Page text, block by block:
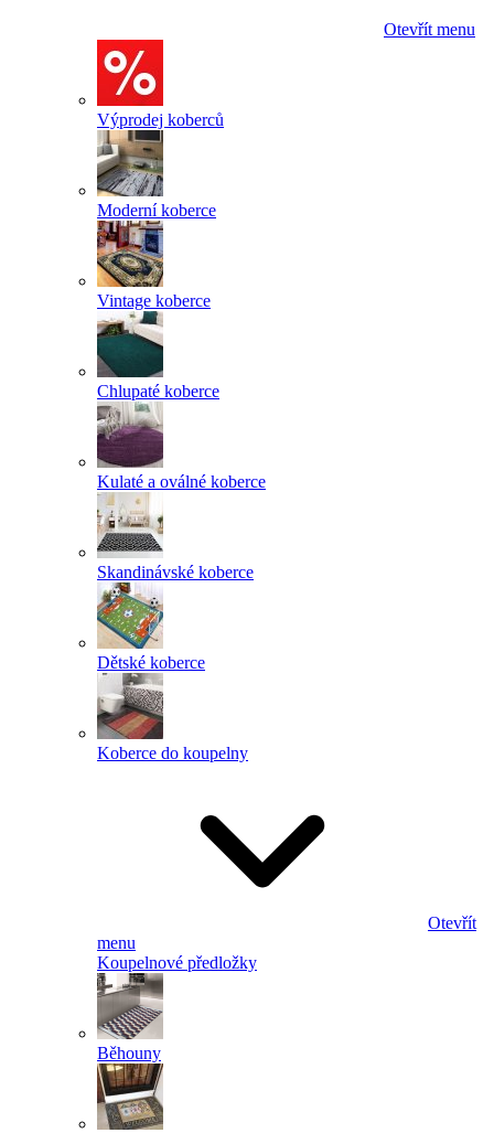
Otevřít menu
Výprodej koberců
Moderní koberce
Vintage koberce
Chlupaté koberce
Kulaté a oválné koberce
Skandinávské koberce
Dětské koberce
Koberce do koupelny
Otevřít
menu
Koupelnové předložky
Běhouny